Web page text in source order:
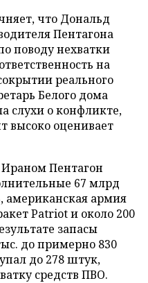
что Дональд
Пентагона
поводу нехватки
на
реального
Белого дома
слухи о конфликте,
высоко оценивает
Пентагон
67 млрд
американская армия
Patriot и около 200
запасы
до примерно 830
до 278 штук,
средств ПВО.